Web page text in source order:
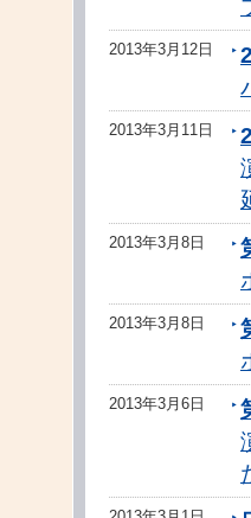
2013年3月12日
2013年3月11日
2013年3月8日
2013年3月8日
2013年3月6日